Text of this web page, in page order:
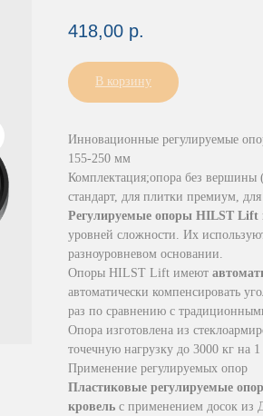
418,00 р.
В корзину
Инновационные регулируемые
155-250 мм
Комплектация;опора без
стандарт, для плитки премиум,
Регулируемые опоры HILST Lift
уровней сложности. Их
разноуровневом основании.
Опоры HILST Lift имеют
автоматически компенсировать
раз по сравнению с
Опора изготовлена из
точечную нагрузку до 3000 кг на 1
Применение регулируемых опор
Пластиковые регулируемые
кровель с применением досок из